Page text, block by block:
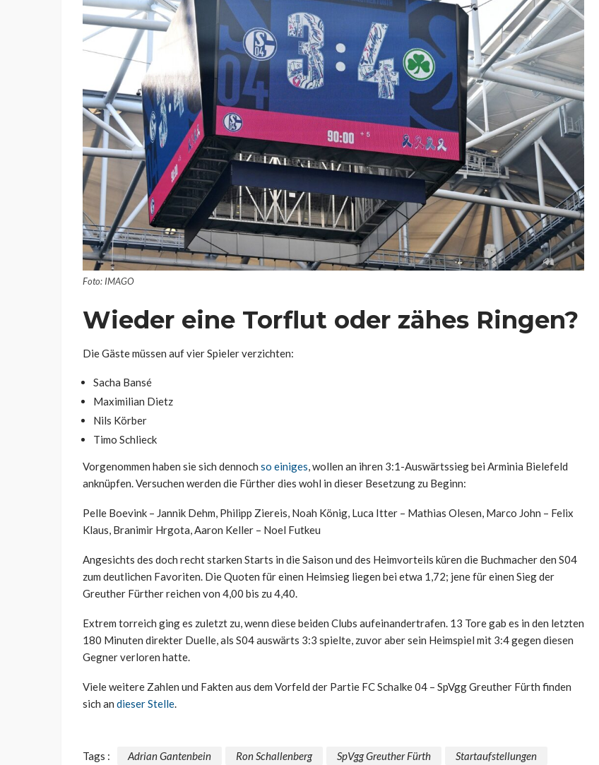
Foto: IMAGO
Wieder eine Torflut oder zähes Ringen?
Die Gäste müssen auf vier Spieler verzichten:
Sacha Bansé
Maximilian Dietz
Nils Körber
Timo Schlieck
Vorgenommen haben sie sich dennoch so einiges, wollen an ihren 3:1-Auswärtssieg bei Arminia Bielefeld
anknüpfen. Versuchen werden die Fürther dies wohl in dieser Besetzung zu Beginn:
Pelle Boevink – Jannik Dehm, Philipp Ziereis, Noah König, Luca Itter – Mathias Olesen, Marco John – Felix
Klaus, Branimir Hrgota, Aaron Keller – Noel Futkeu
Angesichts des doch recht starken Starts in die Saison und des Heimvorteils küren die Buchmacher den S04
zum deutlichen Favoriten. Die Quoten für einen Heimsieg liegen bei etwa 1,72; jene für einen Sieg der
Greuther Fürther reichen von 4,00 bis zu 4,40.
Extrem torreich ging es zuletzt zu, wenn diese beiden Clubs aufeinandertrafen. 13 Tore gab es in den letzten
180 Minuten direkter Duelle, als S04 auswärts 3:3 spielte, zuvor aber sein Heimspiel mit 3:4 gegen diesen
Gegner verloren hatte.
Viele weitere Zahlen und Fakten aus dem Vorfeld der Partie FC Schalke 04 – SpVgg Greuther Fürth finden
sich an dieser Stelle.
Tags : Adrian Gantenbein Ron Schallenberg SpVgg Greuther Fürth Startaufstellungen